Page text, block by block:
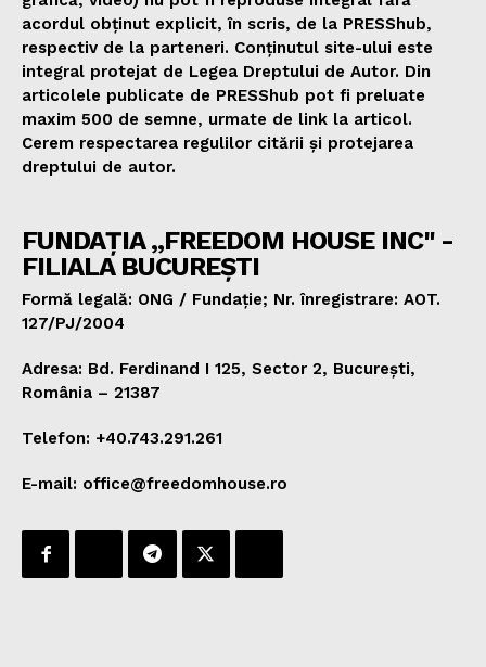
acordul obținut explicit, în scris, de la PRESShub,
respectiv de la parteneri. Conținutul site-ului este
integral protejat de Legea Dreptului de Autor. Din
articolele publicate de PRESShub pot fi preluate
maxim 500 de semne, urmate de link la articol.
Cerem respectarea regulilor citării și protejarea
dreptului de autor.
FUNDAȚIA „FREEDOM HOUSE INC" -
FILIALA BUCUREȘTI
Formă legală: ONG / Fundație; Nr. înregistrare: AOT.
127/PJ/2004
Adresa: Bd. Ferdinand I 125, Sector 2, București,
România – 21387
Telefon: +40.743.291.261
E-mail: office@freedomhouse.ro